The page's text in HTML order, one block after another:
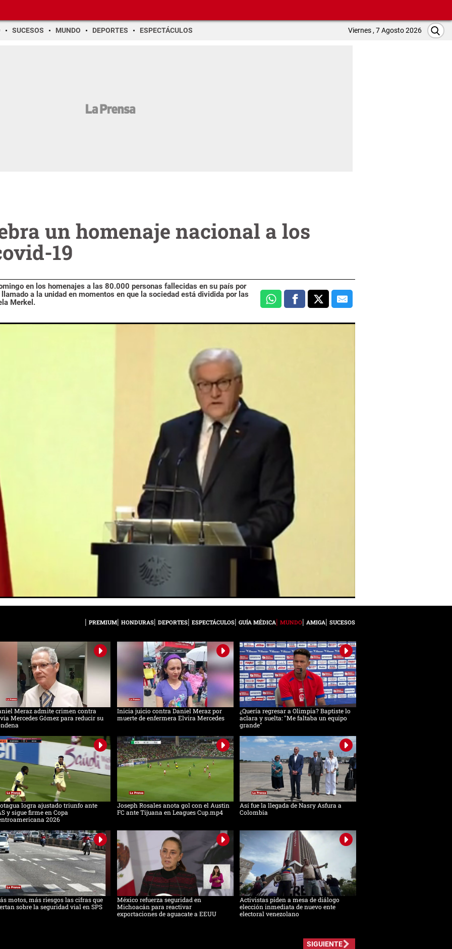
SUCESOS MUNDO DEPORTES ESPECTÁCULOS Viernes , 7 Agosto 2026
un homenaje nacional a los
19
en los homenajes a las 80.000 personas fallecidas en su país por
a la unidad en momentos en que la sociedad está dividida por las
Merkel.
PREMIUM HONDURAS DEPORTES ESPECTÁCULOS GUÍA MÉDICA MUNDO AMIGA SUCESOS
Meraz admite crimen contra
Mercedes Gómez para reducir su
Inicia juicio contra Daniel Meraz por
muerte de enfermera Elvira Mercedes
¿Quería regresar a Olimpia? Baptiste lo
aclara y suelta: "Me faltaba un equipo
grande"
logra ajustado triunfo ante
y sigue firme en Copa
2026
Joseph Rosales anota gol con el Austin
FC ante Tijuana en Leagues Cup.mp4
Así fue la llegada de Nasry Asfura a
Colombia
motos, más riesgos las cifras que
sobre la seguridad vial en SPS
México refuerza seguridad en
Michoacán para reactivar
exportaciones de aguacate a EEUU
Activistas piden a mesa de diálogo
elección inmediata de nuevo ente
electoral venezolano
SIGUIENTE